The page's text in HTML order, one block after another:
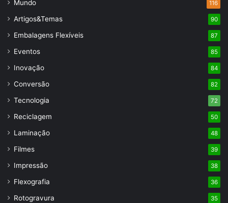
Mundo 116
Artigos&Temas 90
Embalagens Flexíveis 87
Eventos 85
Inovação 84
Conversão 82
Tecnologia 72
Reciclagem 50
Laminação 48
Filmes 39
Impressão 38
Flexografia 36
Rotogravura 35